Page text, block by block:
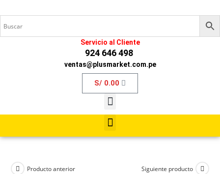
Servicio al Cliente
924 646 498
ventas@plusmarket.com.pe
S/0.00
Producto anterior Siguiente producto